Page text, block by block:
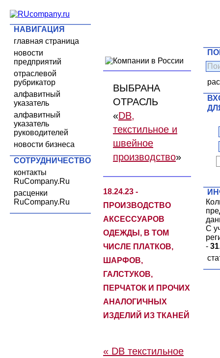
НАВИГАЦИЯ
главная страница
новости
предприятий
отраслевой
рубрикатор
алфавитный
указатель
алфавитный
указатель
руководителей
новости бизнеса
СОТРУДНИЧЕСТВО
контакты
RuCompany.Ru
расценки
RuCompany.Ru
ВЫБРАНА
ОТРАСЛЬ
«DB,
текстильное и
швейное
производство»
18.24.23 -
ПРОИЗВОДСТВО
АКСЕССУАРОВ
ОДЕЖДЫ, В ТОМ
ЧИСЛЕ ПЛАТКОВ,
ШАРФОВ,
ГАЛСТУКОВ,
ПЕРЧАТОК И ПРОЧИХ
АНАЛОГИЧНЫХ
ИЗДЕЛИЙ ИЗ ТКАНЕЙ
« DB текстильное
С
- 31